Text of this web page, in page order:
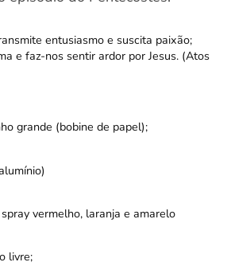
entusiasmo e suscita paixão;
e faz-nos sentir ardor por Jesus. (Atos
grande (bobine de papel);
vermelho, laranja e amarelo
livre;